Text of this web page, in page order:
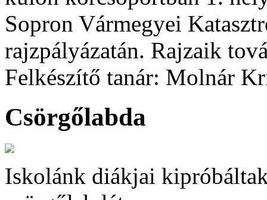
Sopron Vármegyei
rajzpályázatán. Rajzaik
Felkészítő tanár: Molnár
Csörgőlabda
Iskolánk diákjai